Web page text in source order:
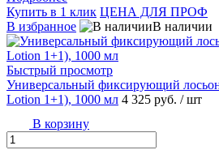
Купить в 1 клик ЦЕНА ДЛЯ ПРОФ
В избранное
В наличии
Быстрый просмотр
Универсальный фиксирующий
Lotion 1+1), 1000 мл 4 325 руб. / шт
В корзину